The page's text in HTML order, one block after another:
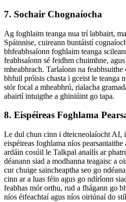
7. Sochair Chognaíocha
Ag foghlaim teanga nua trí labhairt,
Spáinnise, cuireann buntáistí
bhfeabhsaíonn foghlaim teanga
feabhsaíonn sé feidhm chuimhne,
mheabhrach. Tarlaíonn na
bhfuil próisis chasta i gceist le teanga
stór focal a mheabhrú, rialacha
abairtí intuigthe a ghiniúint go tapa.
8. Eispéireas Foghlama
Le dul chun cinn i dteicneolaíocht AI,
eispéireas foghlama níos
ardáin cosúil le Talkpal anailís ar
déanann siad a modhanna teagaisc a
cur chuige saincheaptha seo go
cinn ar a luas féin agus go ndíríonn
feabhas mór orthu, rud a fhágann go
níos éifeachtaí agus níos oiriúnaí do